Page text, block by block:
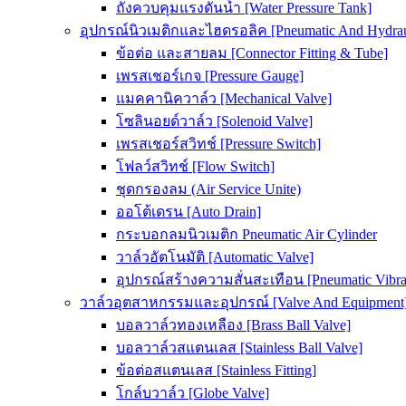
ถังควบคุมแรงดันน้ำ [Water Pressure Tank]
อุปกรณ์นิวเมติกและไฮดรอลิค [Pneumatic And
ข้อต่อ และสายลม [Connector Fitting & Tube]
เพรสเชอร์เกจ [Pressure Gauge]
แมคคานิควาล์ว [Mechanical Valve]
โซลินอยด์วาล์ว [Solenoid Valve]
เพรสเชอร์สวิทช์ [Pressure Switch]
โฟลว์สวิทช์ [Flow Switch]
ชุดกรองลม (Air Service Unite)
ออโต้เดรน [Auto Drain]
กระบอกลมนิวเมติก Pneumatic Air Cylinder
วาล์วอัตโนมัติ [Automatic Valve]
อุปกรณ์สร้างความสั่นสะเทือน [Pneumatic
วาล์วอุตสาหกรรมและอุปกรณ์ [Valve And
บอลวาล์วทองเหลือง [Brass Ball Valve]
บอลวาล์วสแตนเลส [Stainless Ball Valve]
ข้อต่อสแตนเลส [Stainless Fitting]
โกล์บวาล์ว [Globe Valve]